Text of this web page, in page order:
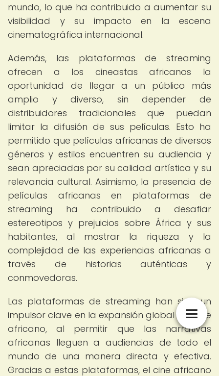
mundo, lo que ha contribuido a aumentar su
visibilidad y su impacto en la escena
cinematográfica internacional.
Además, las plataformas de streaming
ofrecen a los cineastas africanos la
oportunidad de llegar a un público más
amplio y diverso, sin depender de
distribuidores tradicionales que puedan
limitar la difusión de sus películas. Esto ha
permitido que películas africanas de diversos
géneros y estilos encuentren su audiencia y
sean apreciadas por su calidad artística y su
relevancia cultural. Asimismo, la presencia de
películas africanas en plataformas de
streaming ha contribuido a desafiar
estereotipos y prejuicios sobre África y sus
habitantes, al mostrar la riqueza y la
complejidad de las experiencias africanas a
través de historias auténticas y
conmovedoras.
Las plataformas de streaming han sido un
impulsor clave en la expansión global del cine
africano, al permitir que las narrativas
africanas lleguen a audiencias de todo el
mundo de una manera directa y efectiva.
Gracias a estas plataformas, el cine africano